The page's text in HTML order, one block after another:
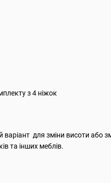
з 4 ніжок
варіант для зміни висоти або
та інших меблів.